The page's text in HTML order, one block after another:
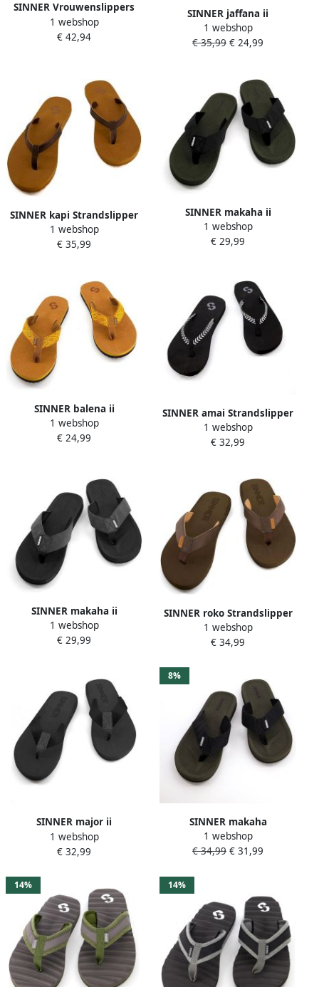
SINNER Vrouwenslippers
Balena II
1 webshop
€ 42,94
SINNER jaffana ii
Strandslipper heren Zwart
1 webshop
€ 35,99 € 24,99
SINNER kapi Strandslipper
heren Bruin
1 webshop
€ 35,99
SINNER makaha ii
Strandslipper heren Groen
1 webshop
€ 29,99
SINNER balena ii
Strandslipper dames Bruin
1 webshop
€ 24,99
SINNER amai Strandslipper
dames Zwart
1 webshop
€ 32,99
SINNER makaha ii
Strandslipper heren Zwart
1 webshop
€ 29,99
SINNER roko Strandslipper
heren Bruin
1 webshop
€ 34,99
SINNER major ii
Strandslipper heren Zwart
1 webshop
€ 32,99
8%
SINNER makaha
Strandslipper heren Groen-
Multicolour
1 webshop
€ 34,99 € 31,99
14% 14%